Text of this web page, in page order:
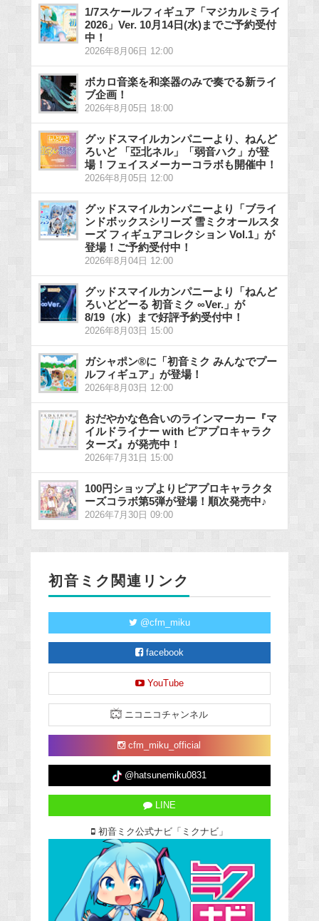
1/7スケールフィギュア「マジカルミライ
2026」Ver. 10月14日(水)までご予約受付
中！
2026年8月06日 12:00
ボカロ音楽を和楽器のみで奏でる新ライ
ブ企画！
2026年8月05日 18:00
グッドスマイルカンパニーより、ねんど
ろいど 「亞北ネル」「弱音ハク」が登
場！フェイスメーカーコラボも開催中！
2026年8月05日 12:00
グッドスマイルカンパニーより「ブライ
ンドボックスシリーズ 雪ミクオールスタ
ーズ フィギュアコレクション Vol.1」が
登場！ご予約受付中！
2026年8月04日 12:00
グッドスマイルカンパニーより「ねんど
ろいどどーる 初音ミク ∞Ver.」が
8/19（水）まで好評予約受付中！
2026年8月03日 15:00
ガシャポン®に「初音ミク みんなでプー
ルフィギュア」が登場！
2026年8月03日 12:00
おだやかな色合いのラインマーカー『マ
イルドライナー with ピアプロキャラク
ターズ』が発売中！
2026年7月31日 15:00
100円ショップよりピアプロキャラクタ
ーズコラボ第5弾が登場！順次発売中♪
2026年7月30日 09:00
初音ミク関連リンク
@cfm_miku
facebook
YouTube
ニコニコチャンネル
cfm_miku_official
@hatsunemiku0831
LINE
初音ミク公式ナビ「ミクナビ」